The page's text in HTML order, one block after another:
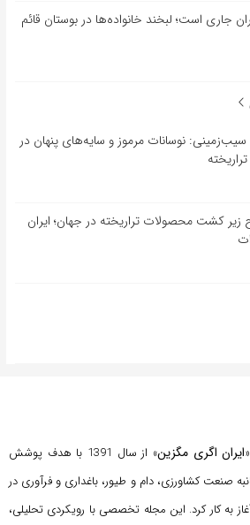
جاری است؛ لبخند خانواده‌ها در بوستان قائم
نوسانات مرموز و سایه‌های پنهان در
کشت محصولات تراریخته در جهان؛ ایران
ایران اگری مگزین
» از سال 1391 با هدف پوشش
صنعت کشاورزی، دام و طیور، باغداری و فرآوری در
به کار کرد. این مجله تخصصی با رویکردی تحلیلی،